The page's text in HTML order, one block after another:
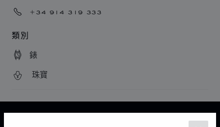
+34 914 319 333
類別
錶
珠寶